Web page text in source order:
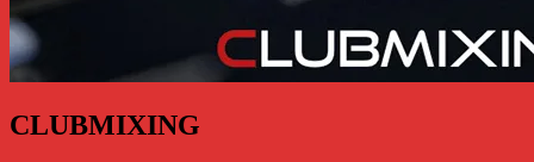
CLUBMIXING